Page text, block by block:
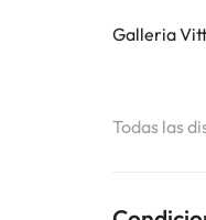
Galleria
Todas las